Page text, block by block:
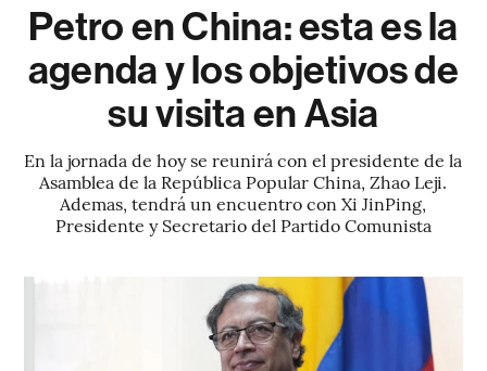
Petro en China: esta es la
agenda y los objetivos de
su visita en Asia
En la jornada de hoy se reunirá con el presidente de la
Asamblea de la República Popular China, Zhao Leji.
Ademas, tendrá un encuentro con Xi JinPing,
Presidente y Secretario del Partido Comunista